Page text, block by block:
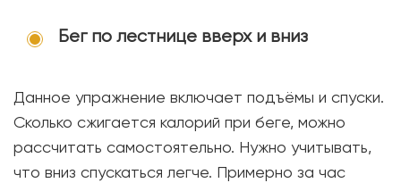
Бег по лестнице вверх и вниз
Данное упражнение включает подъёмы и спуски.
Сколько сжигается калорий при беге, можно
рассчитать самостоятельно. Нужно учитывать,
что вниз спускаться легче. Примерно за час